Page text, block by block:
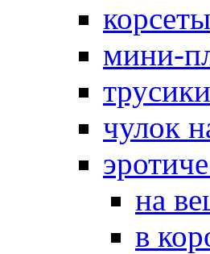
корсеты
мини-
трусики
чулок
на
в